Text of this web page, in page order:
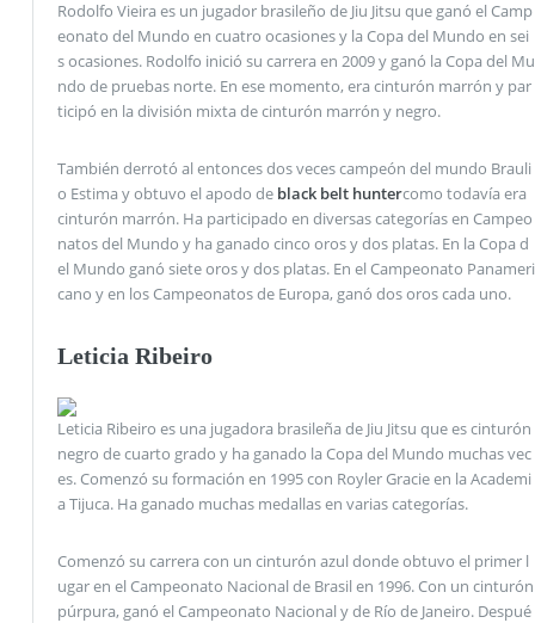
Rodolfo Vieira es un jugador brasileño de Jiu Jitsu que ganó el Camp
eonato del Mundo en cuatro ocasiones y la Copa del Mundo en sei
s ocasiones. Rodolfo inició su carrera en 2009 y ganó la Copa del Mu
ndo de pruebas norte. En ese momento, era cinturón marrón y par
ticipó en la división mixta de cinturón marrón y negro.
También derrotó al entonces dos veces campeón del mundo Brauli
o Estima y obtuvo el apodo de black belt huntercomo todavía era
cinturón marrón. Ha participado en diversas categorías en Campeo
natos del Mundo y ha ganado cinco oros y dos platas. En la Copa d
el Mundo ganó siete oros y dos platas. En el Campeonato Panameri
cano y en los Campeonatos de Europa, ganó dos oros cada uno.
Leticia Ribeiro
Leticia Ribeiro es una jugadora brasileña de Jiu Jitsu que es cinturón
negro de cuarto grado y ha ganado la Copa del Mundo muchas vec
es. Comenzó su formación en 1995 con Royler Gracie en la Academi
a Tijuca. Ha ganado muchas medallas en varias categorías.
Comenzó su carrera con un cinturón azul donde obtuvo el primer l
ugar en el Campeonato Nacional de Brasil en 1996. Con un cinturón
púrpura, ganó el Campeonato Nacional y de Río de Janeiro. Despué